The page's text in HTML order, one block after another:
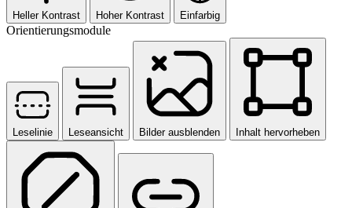
Heller Kontrast Hoher Kontrast Einfarbig
Orientierungsmodule
Leselinie Leseansicht Bilder ausblenden Inhalt hervorheben